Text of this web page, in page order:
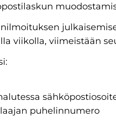
viikolla, viimeistään
puhelinnumero